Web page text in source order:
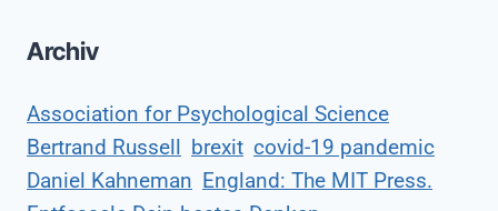
Archiv
Association for Psychological Science
Bertrand Russell
brexit covid-19 pandemic
Daniel Kahneman England: The MIT Press.